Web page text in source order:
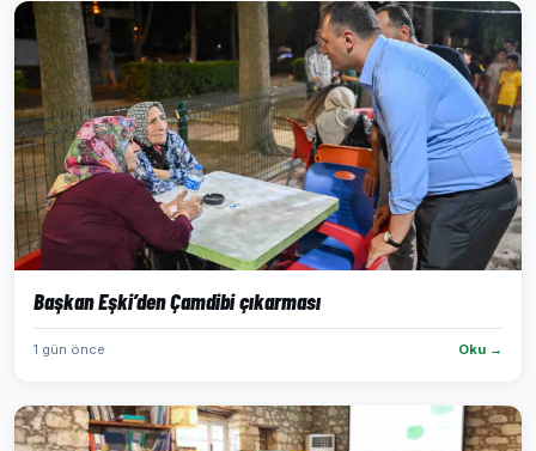
Başkan Eşki’den Çamdibi çıkarması
1 gün önce Oku →